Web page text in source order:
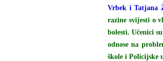
Vrbek i Tatjana
razine svijesti o
bolesti. Učenici
odnose na
škole i Policijske